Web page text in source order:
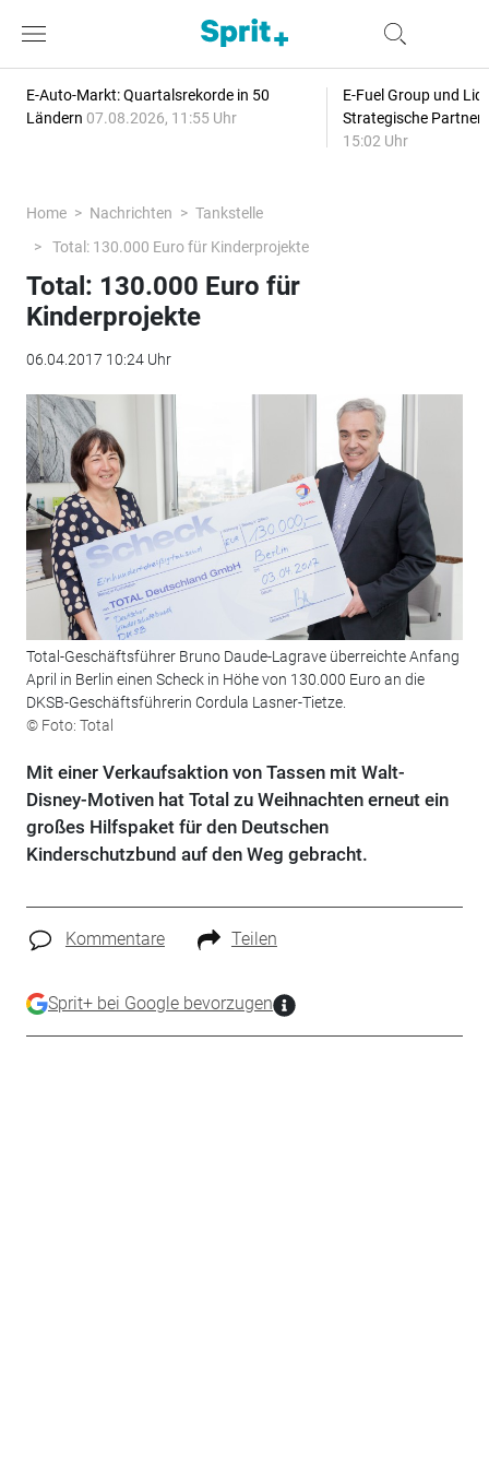
E-Auto-Markt: Quartalsrekorde in 50
Ländern 07.08.2026, 11:55 Uhr
E-Fuel Group und
Strategische
15:02 Uhr
Home Nachrichten
Tankstelle
Total: 130.000 Euro für Kinderprojekte
Total: 130.000 Euro für
Kinderprojekte
06.04.2017 10:24 Uhr
Total-Geschäftsführer Bruno Daude-Lagrave überreichte Anfang
April in Berlin einen Scheck in Höhe von 130.000 Euro an die
DKSB-Geschäftsführerin Cordula Lasner-Tietze.
© Foto: Total
Mit einer Verkaufsaktion von Tassen mit Walt-
Disney-Motiven hat Total zu Weihnachten erneut ein
großes Hilfspaket für den Deutschen
Kinderschutzbund auf den Weg gebracht.
Kommentare Teilen
Sprit+ bei Google bevorzugen